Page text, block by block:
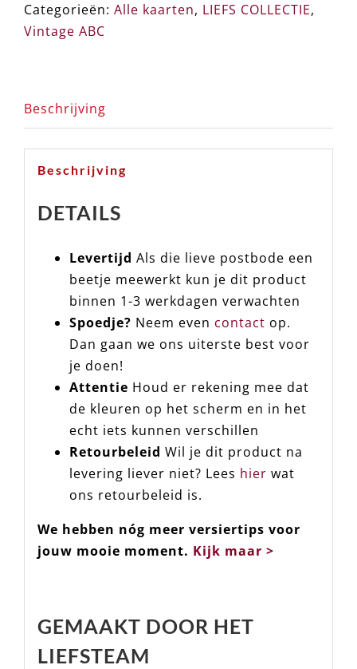
aantal
Categorieën: Alle kaarten, LIEFS COLLECTIE,
Vintage ABC
Beschrijving
Beschrijving
DETAILS
Levertijd Als die lieve postbode een
beetje meewerkt kun je dit product
binnen 1-3 werkdagen verwachten
Spoedje? Neem even contact op.
Dan gaan we ons uiterste best voor
je doen!
Attentie Houd er rekening mee dat
de kleuren op het scherm en in het
echt iets kunnen verschillen
Retourbeleid Wil je dit product na
levering liever niet? Lees hier wat
ons retourbeleid is.
We hebben nóg meer versiertips voor
jouw mooie moment. Kijk maar >
GEMAAKT DOOR HET
LIEFSTEAM